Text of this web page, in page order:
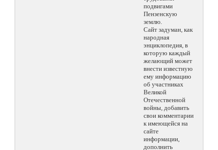
подвигами
Пензенскую
землю.
Сайт задуман, как
народная
энциклопедия, в
которую каждый
желающий может
внести известную
ему информацию
об участниках
Великой
Отечественной
войны, добавить
свои комментарии
к имеющейся на
сайте
информации,
дополнить